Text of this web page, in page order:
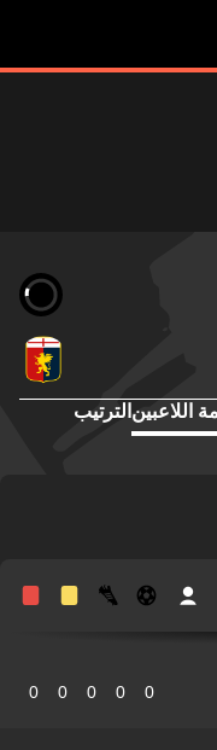
الترتيب
0
0
0
0